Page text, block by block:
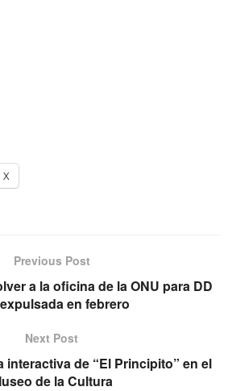
X
Previous Post
a la oficina de la ONU para DD
en febrero
Next Post
interactiva de “El Principito” en el
de la Cultura